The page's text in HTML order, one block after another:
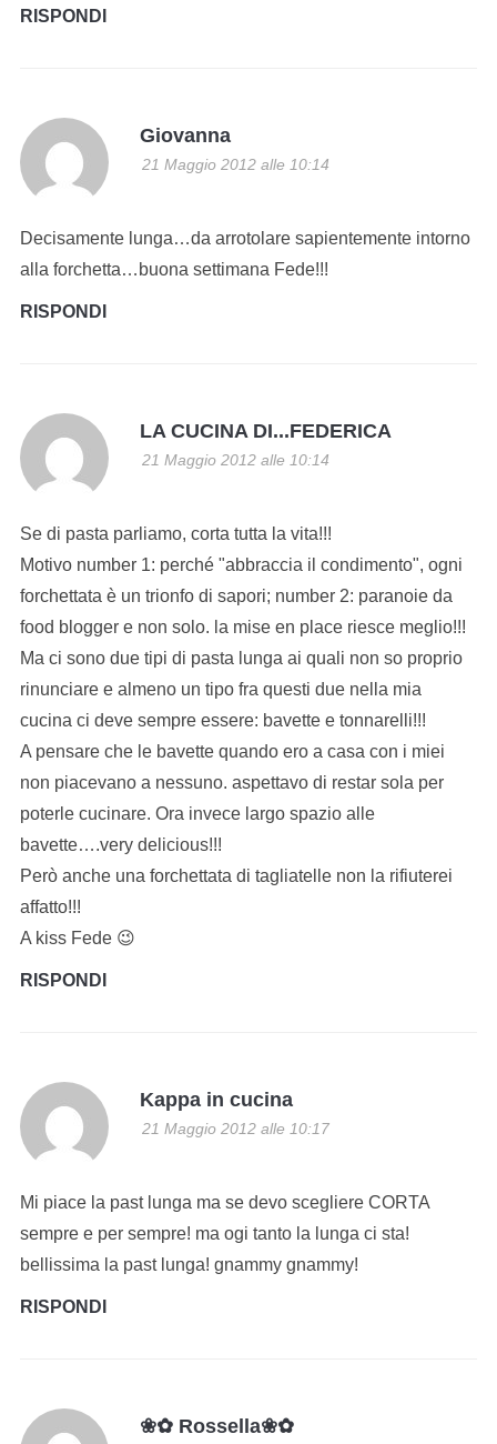
RISPONDI
Giovanna
21 Maggio 2012 alle 10:14
Decisamente lunga…da arrotolare sapientemente intorno
alla forchetta…buona settimana Fede!!!
RISPONDI
LA CUCINA DI...FEDERICA
21 Maggio 2012 alle 10:14
Se di pasta parliamo, corta tutta la vita!!!
Motivo number 1: perché "abbraccia il condimento", ogni
forchettata è un trionfo di sapori; number 2: paranoie da
food blogger e non solo. la mise en place riesce meglio!!!
Ma ci sono due tipi di pasta lunga ai quali non so proprio
rinunciare e almeno un tipo fra questi due nella mia
cucina ci deve sempre essere: bavette e tonnarelli!!!
A pensare che le bavette quando ero a casa con i miei
non piacevano a nessuno. aspettavo di restar sola per
poterle cucinare. Ora invece largo spazio alle
bavette….very delicious!!!
Però anche una forchettata di tagliatelle non la rifiuterei
affatto!!!
A kiss Fede 😉
RISPONDI
Kappa in cucina
21 Maggio 2012 alle 10:17
Mi piace la past lunga ma se devo scegliere CORTA
sempre e per sempre! ma ogi tanto la lunga ci sta!
bellissima la past lunga! gnammy gnammy!
RISPONDI
❀✿ Rossella❀✿